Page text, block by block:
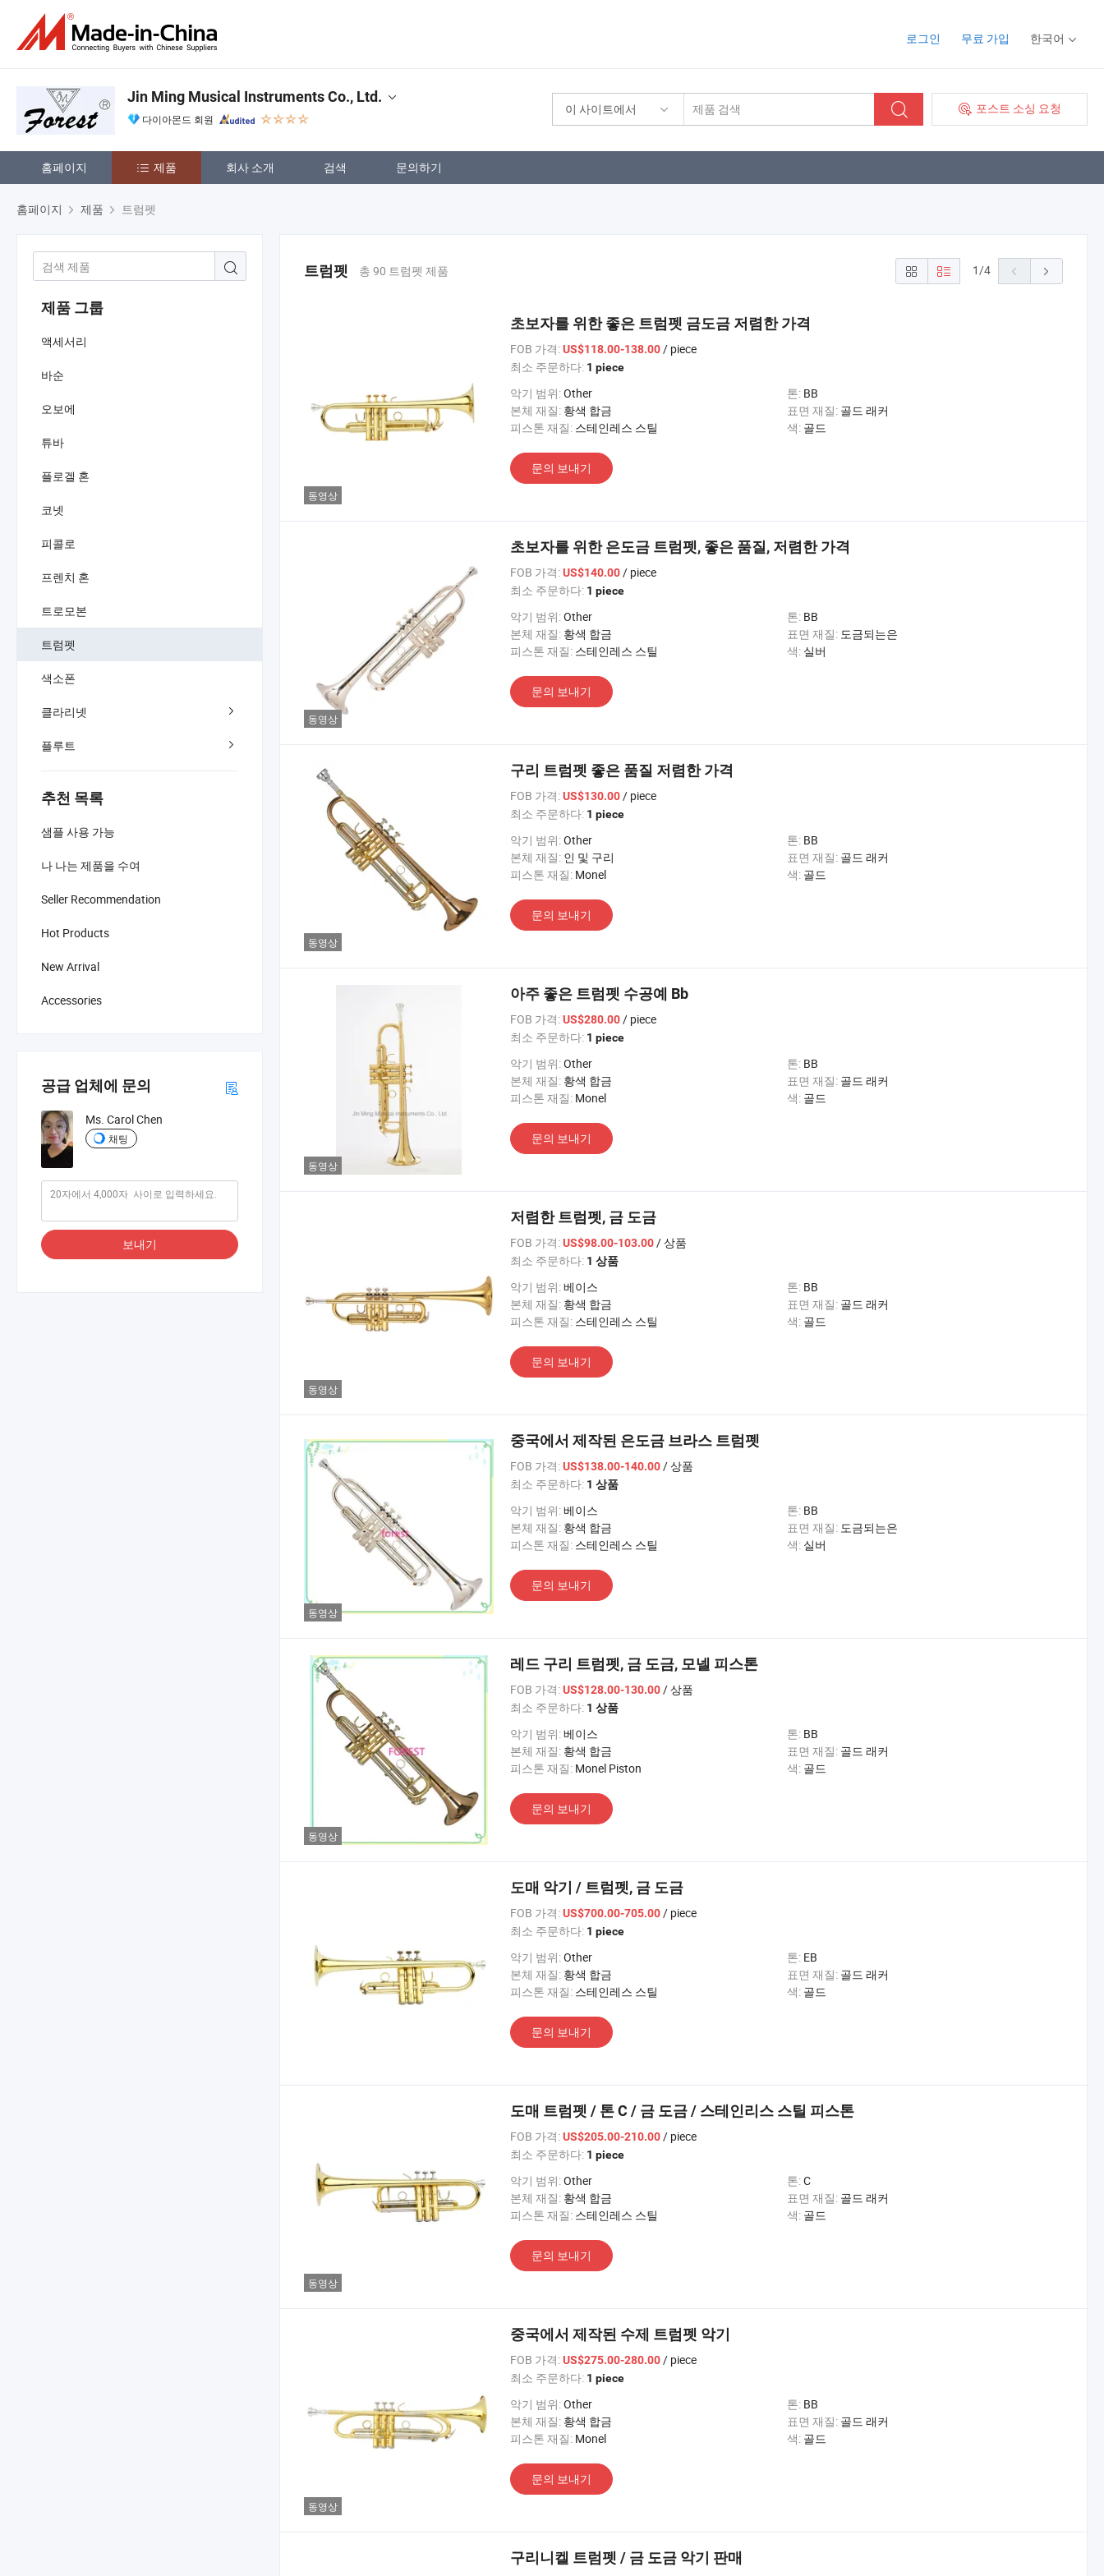
로그인 무료 가입 한국어
이 사이트에서 포스트 소싱 요청
Jin Ming Musical Instruments Co., Ltd.
다이아몬드 회원
홈페이지 제품 회사 소개 검색 문의하기
홈페이지 제품 트럼펫
제품 그룹
액세서리
바순
오보에
튜바
플로겔 혼
코넷
피콜로
프렌치 혼
트로모본
트럼펫
색소폰
클라리넷
플루트
추천 목록
샘플 사용 가능
나 나는 제품을 수여
Seller Recommendation
Hot Products
New Arrival
Accessories
공급 업체에 문의
Ms. Carol Chen
채팅
보내기
트럼펫 총 90 트럼펫 제품 1/4
동영상
초보자를 위한 좋은 트럼펫 금도금 저렴한 가격
FOB 가격:US$118.00-138.00/ piece
최소 주문하다: 1 piece
악기 범위:Other 톤: BB
본체 재질: 황색 합금 표면 재질: 골드 래커
피스톤 재질: 스테인레스 스틸 색: 골드
문의 보내기
동영상
초보자를 위한 은도금 트럼펫, 좋은 품질, 저렴한 가격
FOB 가격:US$140.00/ piece
최소 주문하다: 1 piece
악기 범위:Other 톤: BB
본체 재질: 황색 합금 표면 재질: 도금되는은
피스톤 재질: 스테인레스 스틸 색: 실버
문의 보내기
동영상
구리 트럼펫 좋은 품질 저렴한 가격
FOB 가격:US$130.00/ piece
최소 주문하다: 1 piece
악기 범위:Other 톤: BB
본체 재질: 인 및 구리 표면 재질: 골드 래커
피스톤 재질: Monel 색: 골드
문의 보내기
동영상
아주 좋은 트럼펫 수공예 Bb
FOB 가격:US$280.00/ piece
최소 주문하다: 1 piece
악기 범위:Other 톤: BB
본체 재질: 황색 합금 표면 재질: 골드 래커
피스톤 재질: Monel 색: 골드
문의 보내기
동영상
저렴한 트럼펫, 금 도금
FOB 가격:US$98.00-103.00/ 상품
최소 주문하다: 1 상품
악기 범위:베이스 톤: BB
본체 재질: 황색 합금 표면 재질: 골드 래커
피스톤 재질: 스테인레스 스틸 색: 골드
문의 보내기
동영상
중국에서 제작된 은도금 브라스 트럼펫
FOB 가격:US$138.00-140.00/ 상품
최소 주문하다: 1 상품
악기 범위:베이스 톤: BB
본체 재질: 황색 합금 표면 재질: 도금되는은
피스톤 재질: 스테인레스 스틸 색: 실버
문의 보내기
동영상
레드 구리 트럼펫, 금 도금, 모넬 피스톤
FOB 가격:US$128.00-130.00/ 상품
최소 주문하다: 1 상품
악기 범위:베이스 톤: BB
본체 재질: 황색 합금 표면 재질: 골드 래커
피스톤 재질: Monel Piston 색: 골드
문의 보내기
도매 악기 / 트럼펫, 금 도금
FOB 가격:US$700.00-705.00/ piece
최소 주문하다: 1 piece
악기 범위:Other 톤: EB
본체 재질: 황색 합금 표면 재질: 골드 래커
피스톤 재질: 스테인레스 스틸 색: 골드
문의 보내기
동영상
도매 트럼펫 / 톤 C / 금 도금 / 스테인리스 스틸 피스톤
FOB 가격:US$205.00-210.00/ piece
최소 주문하다: 1 piece
악기 범위:Other 톤:C
본체 재질: 황색 합금 표면 재질: 골드 래커
피스톤 재질: 스테인레스 스틸 색: 골드
문의 보내기
동영상
중국에서 제작된 수제 트럼펫 악기
FOB 가격:US$275.00-280.00/ piece
최소 주문하다: 1 piece
악기 범위:Other 톤: BB
본체 재질: 황색 합금 표면 재질: 골드 래커
피스톤 재질: Monel 색: 골드
문의 보내기
구리니켈 트럼펫 / 금 도금 악기 판매